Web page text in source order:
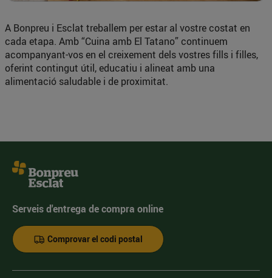
A Bonpreu i Esclat treballem per estar al vostre costat en
cada etapa. Amb “Cuina amb El Tatano” continuem
acompanyant-vos en el creixement dels vostres fills i filles,
oferint contingut útil, educatiu i alineat amb una
alimentació saludable i de proximitat.
Serveis d'entrega de compra online
Comprovar el codi postal